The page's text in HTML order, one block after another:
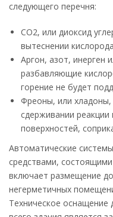
следующего перечня:
СО2, или диоксид
вытеснении
Аргон, азот, инерген
разбавляющие
горение не будет
Фреоны, или хладоны,
сдерживании
поверхностей,
Автоматические
средствами,
включает размещение
негерметичных
Техническое